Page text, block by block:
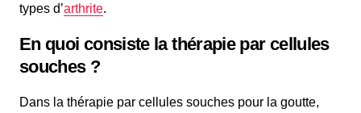
types d’arthrite.
En quoi consiste la thérapie par cellules
souches ?
Dans la thérapie par cellules souches pour la goutte,